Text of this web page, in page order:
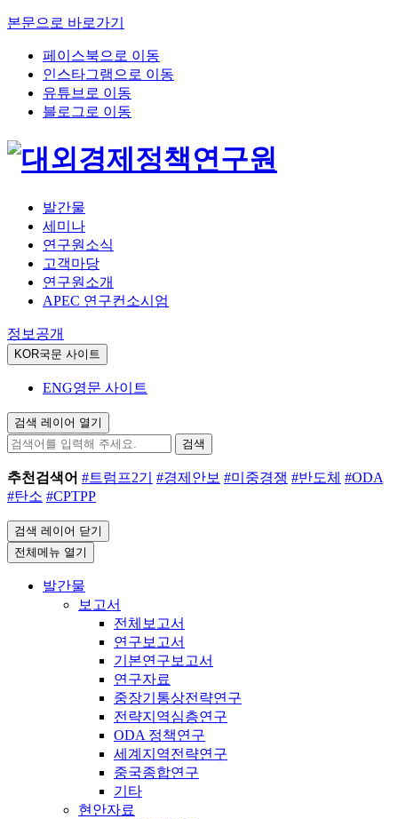
본문으로 바로가기
페이스북으로 이동
인스타그램으로 이동
유튜브로 이동
블로그로 이동
발간물
세미나
연구원소식
고객마당
연구원소개
APEC 연구컨소시엄
정보공개
KOR국문 사이트
ENG영문 사이트
검색 레이어 열기
검색
추천검색어 #트럼프2기 #경제안보 #미중경쟁 #반도체 #ODA
#탄소 #CPTPP
검색 레이어 닫기
전체메뉴 열기
발간물
보고서
전체보고서
연구보고서
기본연구보고서
연구자료
중장기통상전략연구
전략지역심층연구
ODA 정책연구
세계지역전략연구
중국종합연구
기타
현안자료